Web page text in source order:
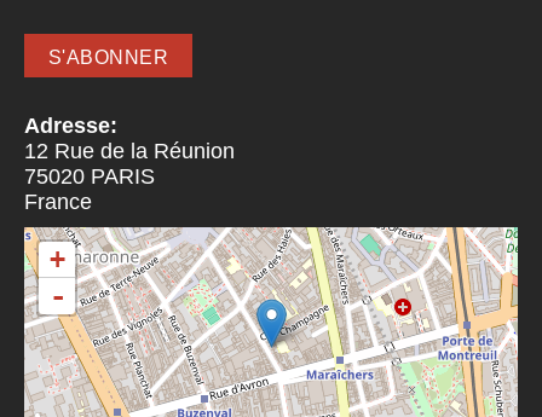
Adresse:
12 Rue de la Réunion
75020 PARIS
France
+
-